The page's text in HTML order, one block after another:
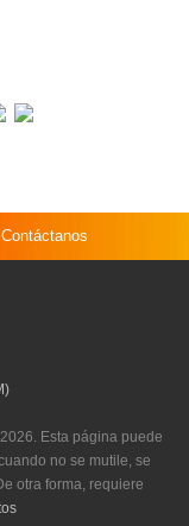
Contáctanos
Esta página puede
no se mutile, se
otra forma, requiere